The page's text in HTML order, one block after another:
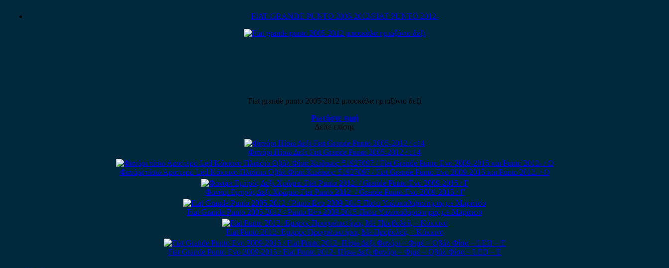
FIAT GRANDE PUNTO 2005-2012/FIAT PUNTO 2012-
Fiat grande punto 2005-2012 μπουκάλα ημιαξόνιο δεξί
Ρωτήστε τιμή
Δείτε επίσης
Φανάρι Πίσω Δεξί Fiat Grande Punto 2005-2012 / c14
Φανάρι πίσω Αριστερό Led Κόκκινο Πλαίσιο Οβάλ Φίσα Κωδικός: 51927097 / Fiat Grande Punto Evo 2009-2015 και Punto 2012- / Ο
Φανάρι Εμπρός Δεξί Χρώμιο Fiat Punto 2012- / Grande Punto Evo 2009-2015 / Γ
Fiat Grande Punto 2005-2012 / Punto Evo 2009-2015 Πίσω Υαλοκαθαριστήρας με Μπράτσο
Fiat Punto 2012- Εμπρός Προφυλακτήρας Με Προβολείς – Κόκκινο
Fiat Grande Punto Evo 2009-2015 / Fiat Punto 2012- Πίσω Δεξί Φανάρι – Φιμέ – Οβάλ Φίσα – LED – E